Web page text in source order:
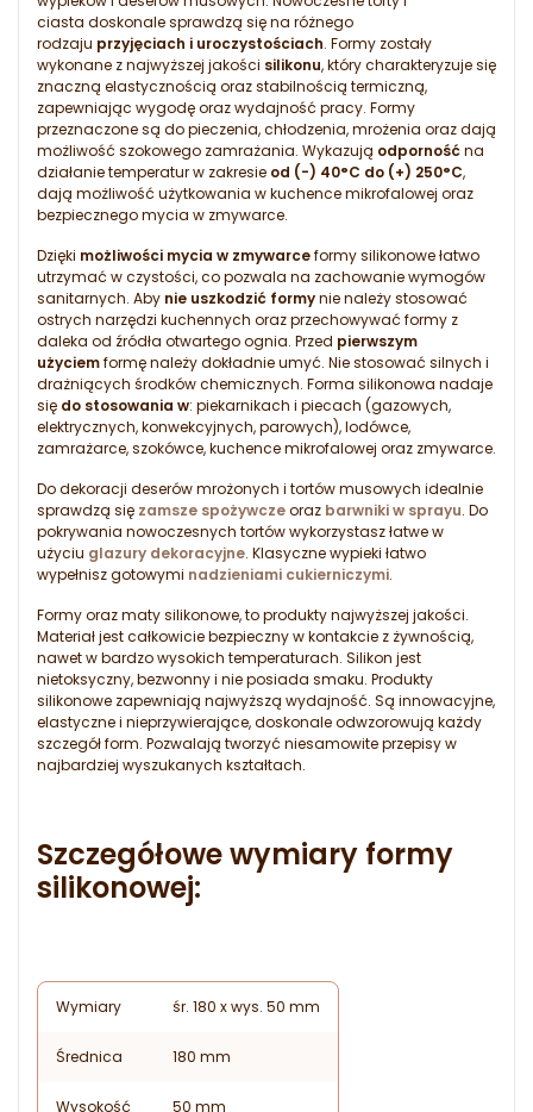
ciasta doskonale sprawdzą się na różnego
rodzaju przyjęciach i uroczystościach. Formy zostały
wykonane z najwyższej jakości silikonu, który charakteryzuje się
znaczną elastycznością oraz stabilnością termiczną,
zapewniając wygodę oraz wydajność pracy. Formy
przeznaczone są do pieczenia, chłodzenia, mrożenia oraz dają
możliwość szokowego zamrażania. Wykazują odpornośćna
działanie temperatur w zakresie od (-) 40°C do (+) 250°C,
dają możliwość użytkowania w kuchence mikrofalowej oraz
bezpiecznego mycia w zmywarce.
Dzięki możliwości mycia w zmywarceformy silikonowe łatwo
utrzymać w czystości, co pozwala na zachowanie wymogów
sanitarnych. Aby nie uszkodzić formynie należy stosować
ostrych narzędzi kuchennych oraz przechowywać formy z
daleka od źródła otwartego ognia. Przed pierwszym
użyciemformę należy dokładnie umyć. Nie stosować silnych i
drażniących środków chemicznych. Forma silikonowa nadaje
się do stosowania w: piekarnikach i piecach (gazowych,
elektrycznych, konwekcyjnych, parowych), lodówce,
zamrażarce, szokówce, kuchence mikrofalowej oraz zmywarce.
Do dekoracji deserów mrożonych i tortów musowych idealnie
sprawdzą się zamsze spożywczeoraz barwniki w sprayu. Do
pokrywania nowoczesnych tortów wykorzystasz łatwe w
użyciu glazury dekoracyjne. Klasyczne wypieki łatwo
wypełnisz gotowymi nadzieniami cukierniczymi.
Formy oraz maty silikonowe, to produkty najwyższej jakości.
Materiał jest całkowicie bezpieczny w kontakcie z żywnością,
nawet w bardzo wysokich temperaturach. Silikon jest
nietoksyczny, bezwonny i nie posiada smaku. Produkty
silikonowe zapewniają najwyższą wydajność. Są innowacyjne,
elastyczne i nieprzywierające, doskonale odwzorowują każdy
szczegół form. Pozwalają tworzyć niesamowite przepisy w
najbardziej wyszukanych kształtach.
Szczegółowe wymiary formy
silikonowej:
Wymiary śr. 180 x wys. 50 mm
Średnica 180 mm
Wysokość 50 mm